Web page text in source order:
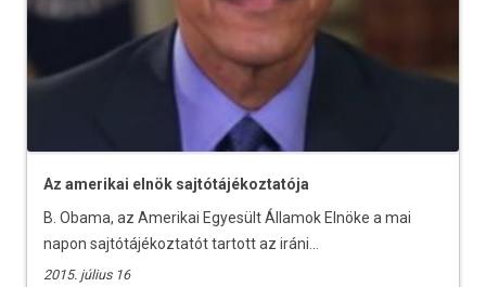
Az amerikai elnök sajtótájékoztatója
B. Obama, az Amerikai Egyesült Államok Elnöke a mai
napon sajtótájékoztatót tartott az iráni...
2015. július 16